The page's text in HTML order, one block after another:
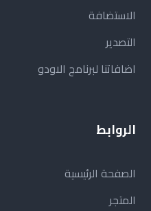
الاستضافة
التصدير
اضافاتنا لبرنامج الاودو
الروابط
الصفحة الرئيسية
المتجر